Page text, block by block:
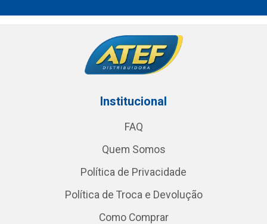
Institucional
FAQ
Quem Somos
Política de Privacidade
Política de Troca e Devolução
Como Comprar